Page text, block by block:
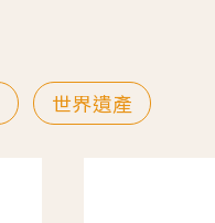
世界遺產